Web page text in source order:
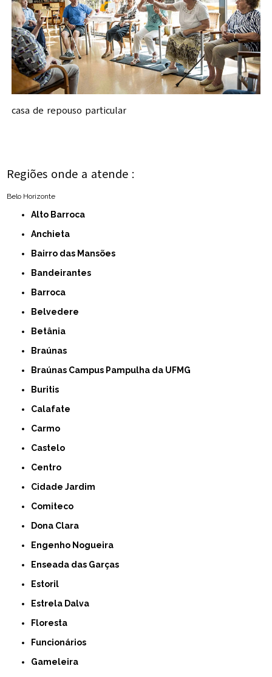
casa de repouso particular
Regiões onde a atende :
Belo Horizonte
Alto Barroca
Anchieta
Bairro das Mansões
Bandeirantes
Barroca
Belvedere
Betânia
Braúnas
Braúnas Campus Pampulha da UFMG
Buritis
Calafate
Carmo
Castelo
Centro
Cidade Jardim
Comiteco
Dona Clara
Engenho Nogueira
Enseada das Garças
Estoril
Estrela Dalva
Floresta
Funcionários
Gameleira